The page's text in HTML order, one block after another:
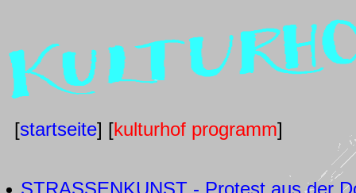
[startseite] [kulturhof programm]
STRASSENKUNST - Protest aus der